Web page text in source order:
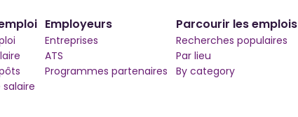
Employeurs
Entreprises
ATS
Programmes partenaires
Parcourir les emplois
Recherches populaires
Par lieu
By category